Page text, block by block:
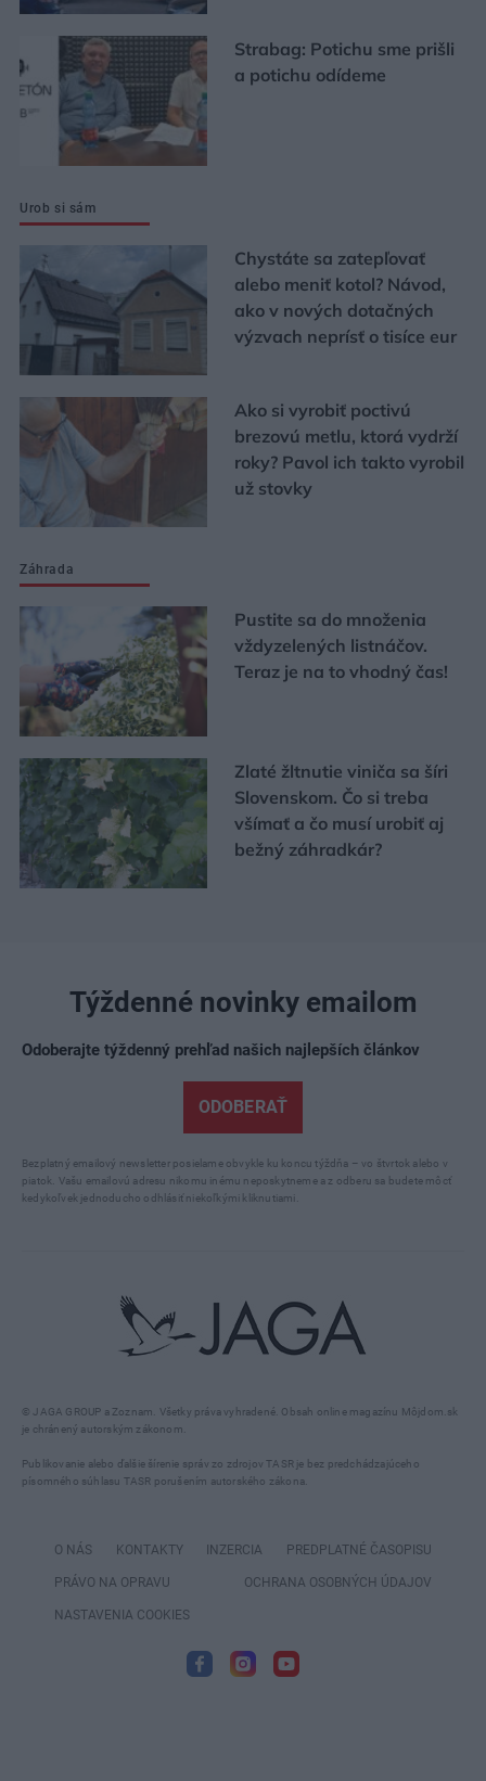
Strabag: Potichu sme prišli
a potichu odídeme
Urob si sám
Chystáte sa zatepľovať
alebo meniť kotol? Návod,
ako v nových dotačných
výzvach neprísť o tisíce eur
Ako si vyrobiť poctivú
brezovú metlu, ktorá vydrží
roky? Pavol ich takto vyrobil
už stovky
Záhrada
Pustite sa do množenia
vždyzelených listnáčov.
Teraz je na to vhodný čas!
Zlaté žltnutie viniča sa šíri
Slovenskom. Čo si treba
všímať a čo musí urobiť aj
bežný záhradkár?
© JAGA GROUP a Zoznam. Všetky práva vyhradené. Obsah online magazínu Môjdom.sk
je chránený autorským zákonom.
Publikovanie alebo ďalšie šírenie správ zo zdrojov TASR je bez predchádzajúceho
písomného súhlasu TASR porušením autorského zákona.
Týždenné novinky emailom
Odoberajte týždenný prehľad našich najlepších článkov
ODOBERAŤ
Bezplatný emailový newsletter posielame obvykle ku koncu týždňa – vo štvrtok alebo v
piatok. Vašu emailovú adresu nikomu inému neposkytneme a z odberu sa budete môcť
kedykoľvek jednoducho odhlásiť niekoľkými kliknutiami.
O NÁS KONTAKTY INZERCIA PREDPLATNÉ ČASOPISU
PRÁVO NA OPRAVU OCHRANA OSOBNÝCH ÚDAJOV
NASTAVENIA COOKIES